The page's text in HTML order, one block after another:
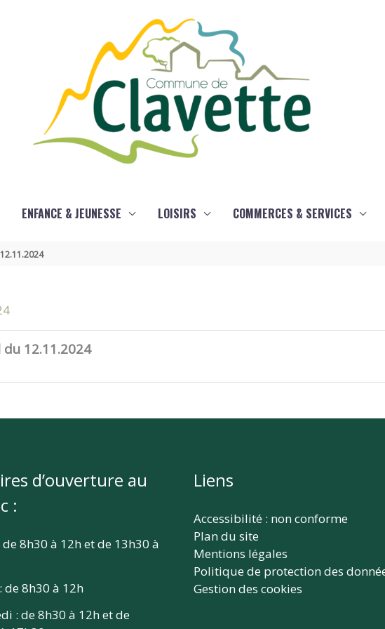
ENFANCE & JEUNESSE LOISIRS COMMERCES & SERVICES
12.11.2024
d’ouverture au
:
8h30 à 12h et de 13h30 à
de 8h30 à 12h
: de 8h30 à 12h et de
Liens
Accessibilité : non conforme
Plan du site
Mentions légales
Politique de protection des
Gestion des cookies